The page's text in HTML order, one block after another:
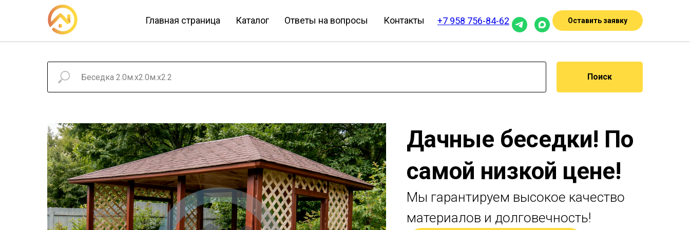
Главная страница Каталог Ответы на вопросы Контакты +7 958 756-84-62 Оставить заявку
Поиск
Дачные беседки! По
самой низкой цене!
Мы гарантируем высокое качество
материалов и долговечность!